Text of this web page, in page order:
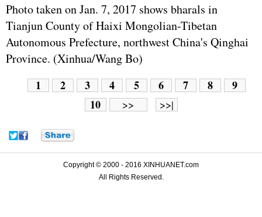
Photo taken on Jan. 7, 2017 shows bharals in
Tianjun County of Haixi Mongolian-Tibetan
Autonomous Prefecture, northwest China's Qinghai
Province. (Xinhua/Wang Bo)
1 2 3 4 5 6 7 8
9
10
>> >>|
Copyright © 2000 - 2016 XINHUANET.com
All Rights Reserved.